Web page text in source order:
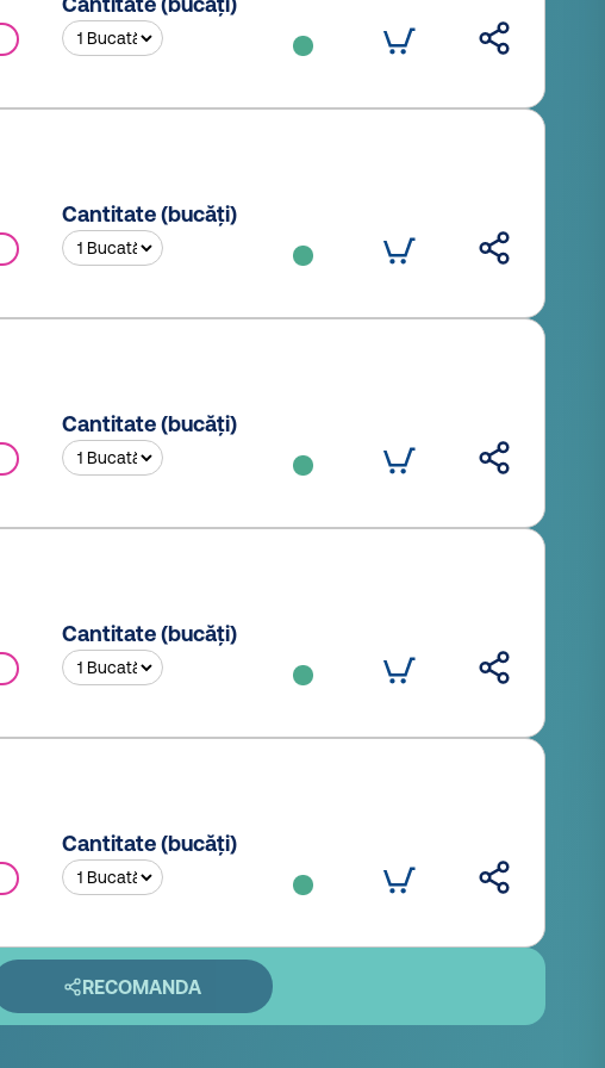
Cantitate (bucăți)
Cantitate (bucăți)
Cantitate (bucăți)
Cantitate (bucăți)
RECOMANDA